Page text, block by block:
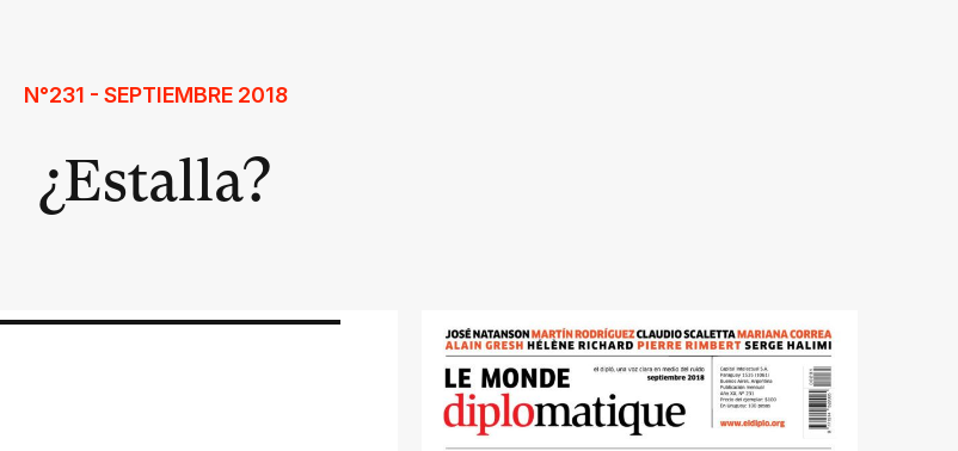
N°231 - SEPTIEMBRE 2018
¿Estalla?